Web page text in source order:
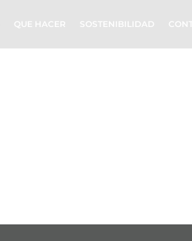
QUE HACER SOSTENIBILIDAD